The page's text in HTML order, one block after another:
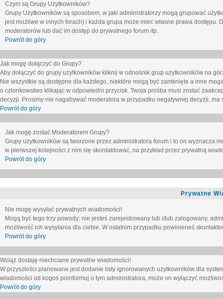
Czym są Grupy Użytkowników?
Grupy Użytkowników są sposobem, w jaki administratorzy mogą grupować
jest możliwe w innych forach) i każda grupa może mieć własne prawa
moderatorów lub dać im dostęp do prywatnego forum itp.
Powrót do góry
Jak mogę dołączyć do Grupy?
Aby dołączyć do grupy użytkowników kliknij w odnośnik grup użytkowników na
Nie wszystkie są dostępne dla każdego, niektóre mogą być zamknięte a inne
o członkowstwo klikając w odpowiedni przycisk. Twoja prośba musi zostać
decyzji. Prosimy nie nagabywać moderatora w przypadku negatywnej decyzji, ma
Powrót do góry
Jak mogę zostać Moderatorem Grupy?
Grupy użytkowników są tworzone przez administratora forum i to on wyznacza
w pierwszej kolejności z nim się skontaktować, na przykład przez prywatną
Powrót do góry
Prywatne
Nie mogę wysyłać prywatnych wiadomości!
Mogą być tego trzy powody; nie jesteś zarejestrowany lub i/lub zalogowany,
możliwość ich wysyłania dla ciebie. W ostatnim przypadku powinieneś
Powrót do góry
Wciąż dostaję niechciane prywatne wiadomości!
W przyszłości planowane jest dodanie listy ignorowanych użytkowników dla
wiadomości od kogoś poinformuj o tym administratora, może on wyłączyć
Powrót do góry